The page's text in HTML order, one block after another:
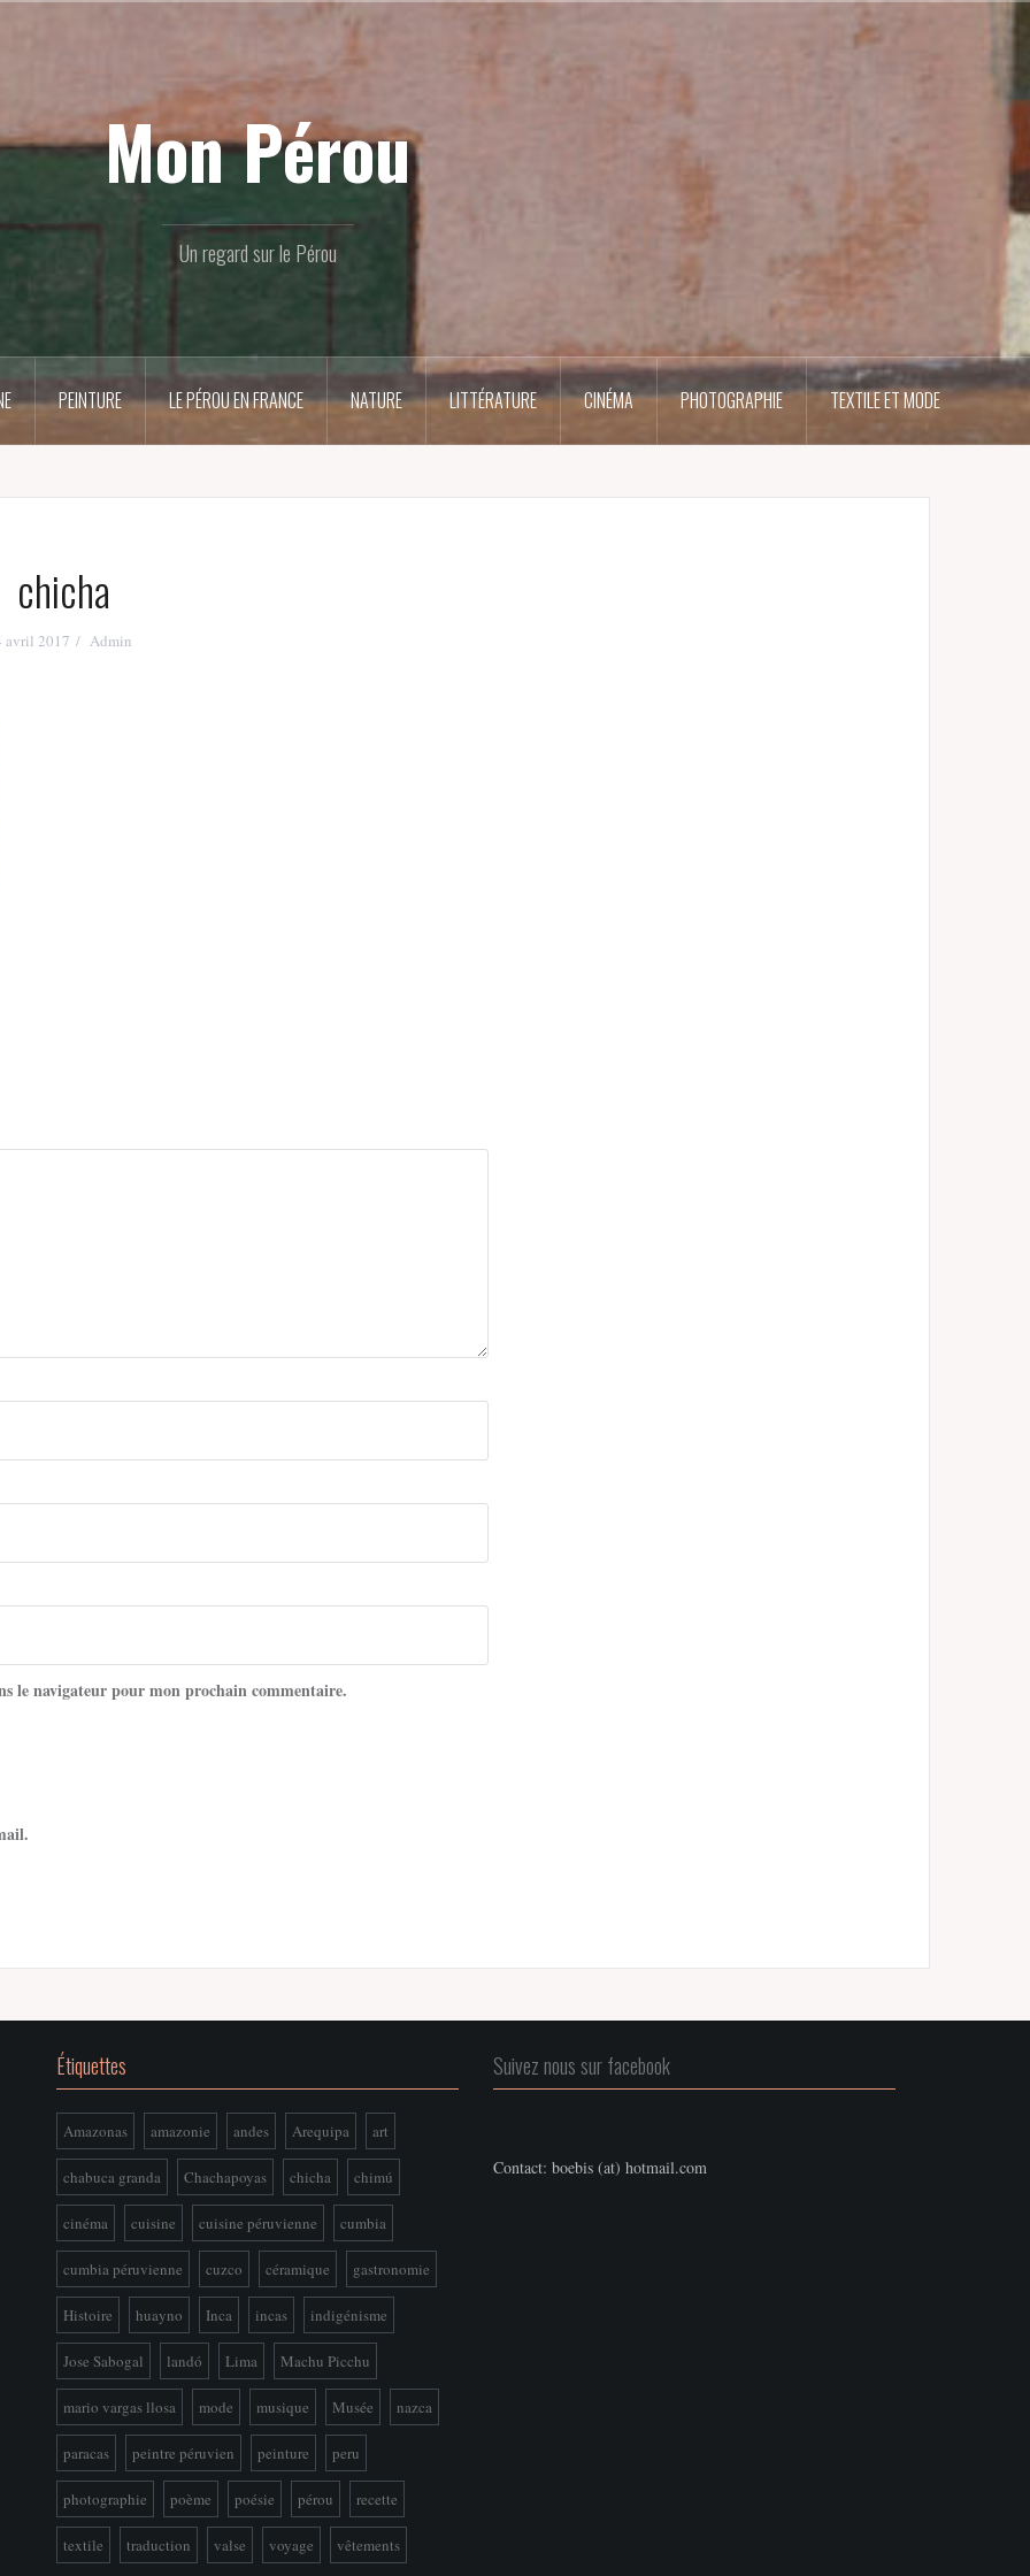
Mon Pérou
Un regard sur le Pérou
PEINTURE LE PÉROU EN FRANCE NATURE LITTÉRATURE CINÉMA PHOTOGRAPHIE TEXTILE ET MODE
chicha
avril 2017 Admin
le navigateur pour mon prochain commentaire.
Étiquettes
Amazonas amazonie andes Arequipa art
chabuca granda Chachapoyas chicha chimú
cinéma cuisine cuisine péruvienne cumbia
cumbia péruvienne cuzco céramique gastronomie
Histoire huayno Inca incas indigénisme
Jose Sabogal landó Lima Machu Picchu
mario vargas llosa mode musique Musée nazca
paracas peintre péruvien peinture peru
photographie poème poésie pérou recette
textile traduction valse voyage vêtements
Suivez nous sur facebook
Contact: boebis (at) hotmail.com